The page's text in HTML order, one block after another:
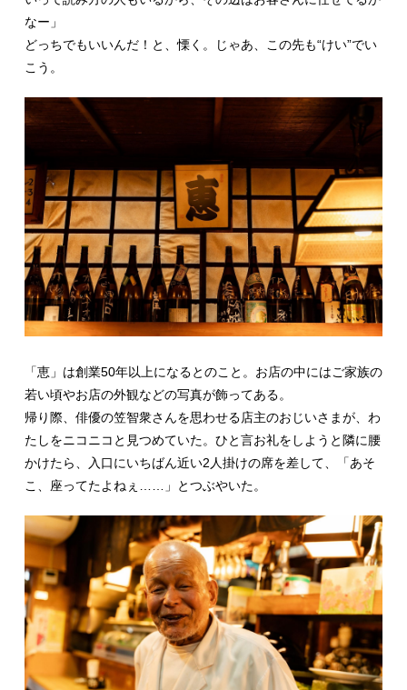
なー」
どっちでもいいんだ！と、慄く。じゃあ、この先も“けい”でい
こう。
「恵」は創業50年以上になるとのこと。お店の中にはご家族の
若い頃やお店の外観などの写真が飾ってある。
帰り際、俳優の笠智衆さんを思わせる店主のおじいさまが、わ
たしをニコニコと見つめていた。ひと言お礼をしようと隣に腰
かけたら、入口にいちばん近い2人掛けの席を差して、「あそ
こ、座ってたよねぇ……」とつぶやいた。